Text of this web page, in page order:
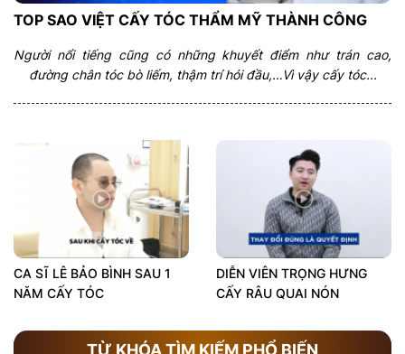
TOP SAO VIỆT CẤY TÓC THẨM MỸ THÀNH CÔNG
Người nổi tiếng cũng có những khuyết điểm như trán cao,
đường chân tóc bò liếm, thậm trí hói đầu,…Vì vậy cấy tóc...
CA SĨ LÊ BẢO BÌNH SAU 1
NĂM CẤY TÓC
DIỄN VIÊN TRỌNG HƯNG
CẤY RÂU QUAI NÓN
TỪ KHÓA TÌM KIẾM PHỔ BIẾN